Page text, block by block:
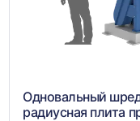
Одновальный
радиусная плита